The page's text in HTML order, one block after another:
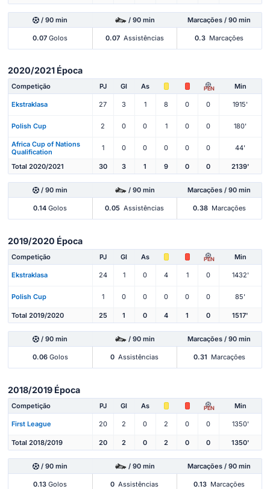
/ 90 min / 90 min Marcações / 90 min
0.07 Golos 0.07 Assistências 0.3 Marcações
2020/2021 Época
Competição PJ Gl As PEN Min
Ekstraklasa 27 3 1 8 0 0 1915'
Polish Cup 2 0 0 1 0 0 180'
Africa Cup of Nations
Qualification
1 0 0 0 0 0 44'
Total 2020/2021 30 3 1 9 0 0 2139'
/ 90 min / 90 min Marcações / 90 min
0.14 Golos 0.05 Assistências 0.38 Marcações
2019/2020 Época
Competição PJ Gl As PEN Min
Ekstraklasa 24 1 0 4 1 0 1432'
Polish Cup 1 0 0 0 0 0 85'
Total 2019/2020 25 1 0 4 1 0 1517'
/ 90 min / 90 min Marcações / 90 min
0.06Golos 0 Assistências 0.31 Marcações
2018/2019 Época
Competição PJ Gl As PEN Min
First League 20 2 0 2 0 0 1350'
Total 2018/2019 20 2 0 2 0 0 1350'
/ 90 min / 90 min Marcações / 90 min
0.13 Golos 0 Assistências 0.13 Marcações